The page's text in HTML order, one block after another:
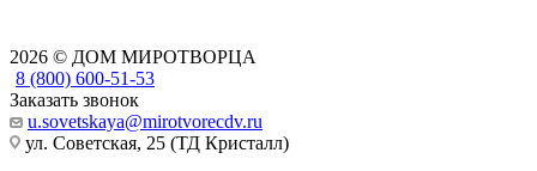
2026 © ДОМ МИРОТВОРЦА
8 (800) 600-51-53
Заказать звонок
u.sovetskaya@mirotvorecdv.ru
ул. Советская, 25 (ТД Кристалл)